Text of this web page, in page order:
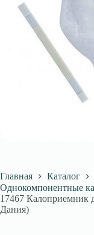
Главная
Каталог
Однокомпонентные
17467 Калоприемник
Дания)